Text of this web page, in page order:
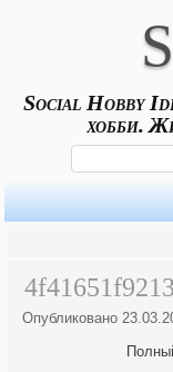
Social Hobby
хобби.
Опубликовано